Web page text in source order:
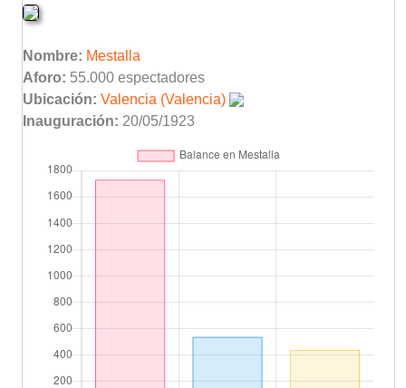
Nombre: Mestalla
Aforo: 55.000 espectadores
Ubicación: Valencia (Valencia)
Inauguración: 20/05/1923